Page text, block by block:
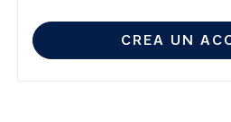
CREA UN